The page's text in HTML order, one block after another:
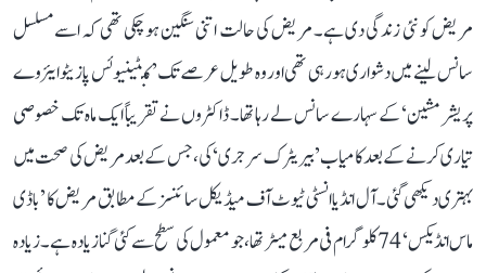
مریض کو نئی زندگی دی ہے۔ مریض کی حالت اتنی سنگین ہو چکی تھی کہ اسے مسلسل
سانس لینے میں دشواری ہو رہی تھی اور وہ طویل عرصے تک ’کنٹینیوئس پازیٹو ایئروے
پریشر مشین‘ کے سہارے سانس لے رہا تھا۔ ڈاکٹروں نے تقریباً ایک ماہ تک خصوصی
تیاری کرنے کے بعد کامیاب ’بیریٹرک سرجری‘ کی، جس کے بعد مریض کی صحت میں
بہتری دیکھی گئی۔ آل انڈیا انسٹی ٹیوٹ آف میڈیکل سائنسز کے مطابق مریض کا ’باڈی
ماس انڈیکس‘ 74 کلوگرام فی مربع میٹر تھا، جو معمول کی سطح سے کئی گنا زیادہ ہے۔ زیادہ